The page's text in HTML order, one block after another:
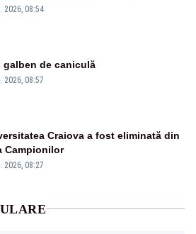
2026, 08:54
galben de caniculă
2026, 08:57
Craiova a fost eliminată din
Campionilor
2026, 08:27